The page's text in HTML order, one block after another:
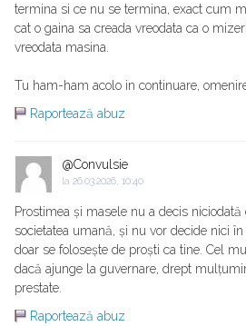
termina si ce nu se termina, exact cum
cat o gaina sa creada vreodata ca o
vreodata masina.
Tu ham-ham acolo in continuare,
Raportează abuz
@Convulsie
la 26.03.2026, 10:40
Prostimea și masele nu a decis
societatea umană, și nu vor decide nici
doar se folosește de proști ca tine. Cel
dacă ajunge la guvernare, drept
prestate.
Raportează abuz